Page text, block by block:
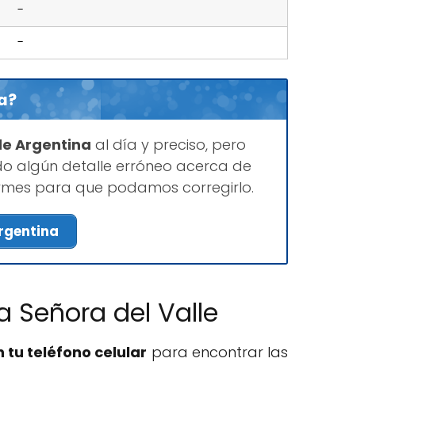
-
-
Argentina al día y preciso, pero
algún detalle erróneo acerca de
para que podamos corregirlo.
Señora del Valle
tu teléfono celular para encontrar las